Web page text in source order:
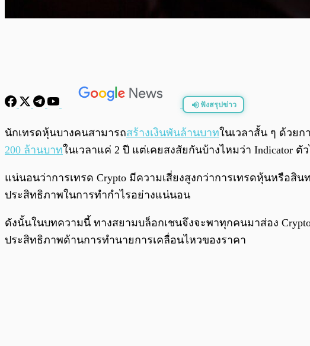
ฟังสรุปข่าว
พร้อมเล่น
นักเทรดหุ้นบางคนสามารถสร้างเงินพันล้านบาทในเวลาสั้น ๆ ด้วยก
200 ล้านบาทในเวลาแค่ 2 ปี แต่เคยสงสัยกันบ้างไหมว่า Indicator ตั
แน่นอนว่าการเทรด Crypto มีความเสี่ยงสูงกว่าการเทรดหุ้นหรือสิ
ประสิทธิภาพในการทำกำไรอย่างแน่นอน
ดังนั้นในบทความนี้ ทางสยามบล็อกเชนจึงจะพาทุกคนมาส่อง
ประสิทธิภาพด้านการทำนายการเคลื่อนไหวของราคา